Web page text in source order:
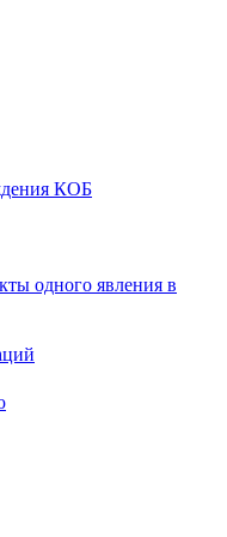
КОБ
одного явления в